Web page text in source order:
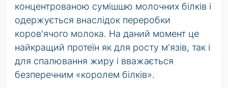
концентрованою сумішшю молочних білків і
одержується внаслідок переробки
коров'ячого молока. На даний момент це
найкращий протеїн як для росту м'язів, так і
для спалювання жиру і вважається
безперечним «королем білків».